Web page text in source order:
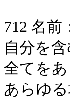
712 名前
自分を
全てを
あらゆ